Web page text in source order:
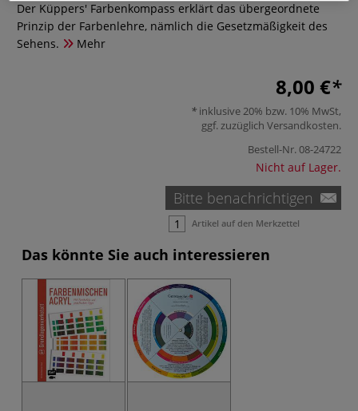
Der Küppers' Farbenkompass erklärt das übergeordnete
Prinzip der Farbenlehre, nämlich die Gesetzmäßigkeit des
Sehens.
Mehr
8,00 €
inklusive 20% bzw. 10% MwSt,
ggf. zuzüglich Versandkosten.
Bestell-Nr.08-24722
Nicht auf Lager.
Bitte benachrichtigen
Artikel auf den Merkzettel
Das könnte Sie auch interessieren